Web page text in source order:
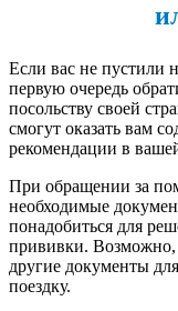
Если вас не пустили
первую очередь
посольству своей
смогут оказать вам
рекомендации в
При обращении за
необходимые
понадобиться для
прививки. Возможно,
другие документы
поездку.